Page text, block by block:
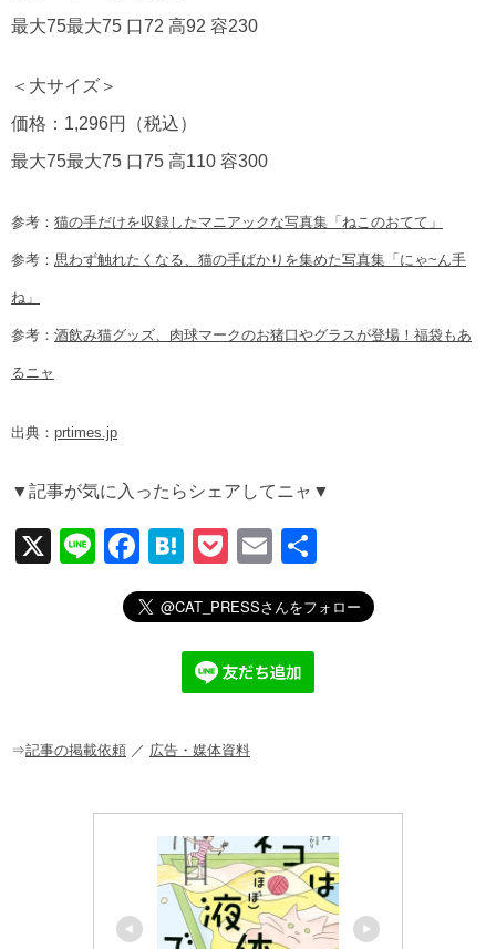
最大75最大75 口72 高92 容230
＜大サイズ＞
価格：1,296円（税込）
最大75最大75 口75 高110 容300
参考： 猫の手だけを収録したマニアックな写真集「ねこのおてて」
参考： 思わず触れたくなる、猫の手ばかりを集めた写真集「にゃ~ん手
ね」
参考： 酒飲み猫グッズ、肉球マークのお猪口やグラスが登場！福袋もあ
るニャ
出典： prtimes.jp
▼記事が気に入ったらシェアしてニャ▼
X
Li
F
a
c
o
H
at
e
n
a
P
o
ck
et
E
m
ail
有
⇒記事の掲載依頼 ／ 広告・媒体資料